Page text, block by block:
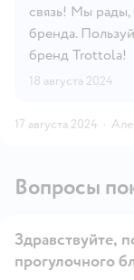
связь! Мы
бренда.
бренд Trottola!
18 августа 2024
17 августа 2024 ·
Вопросы
Здравствуйте,
прогулочного